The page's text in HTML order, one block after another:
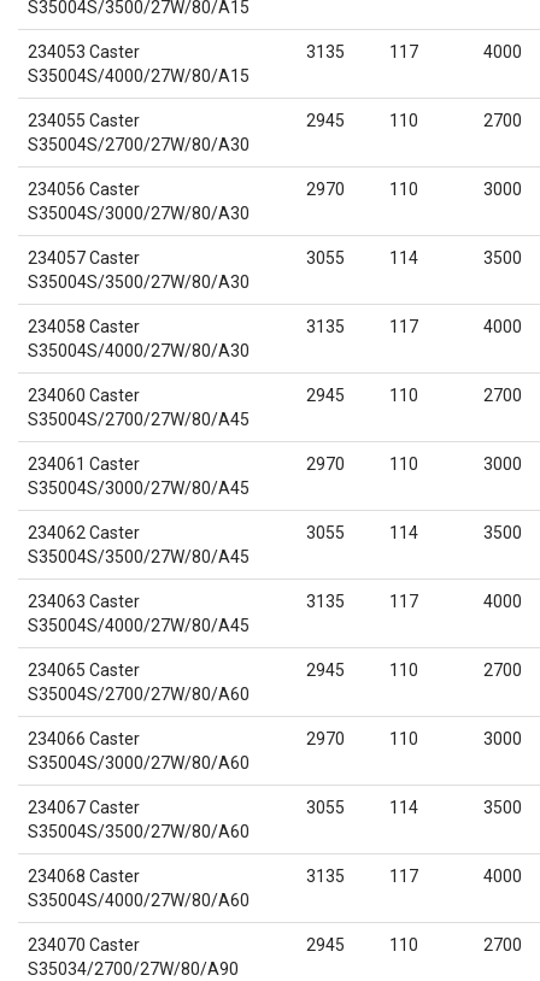
S35004S/3500/27W/80/A15
234053 Caster
S35004S/4000/27W/80/A15
3135 117 4000
234055 Caster
S35004S/2700/27W/80/A30
2945 110 2700
234056 Caster
S35004S/3000/27W/80/A30
2970 110 3000
234057 Caster
S35004S/3500/27W/80/A30
3055 114 3500
234058 Caster
S35004S/4000/27W/80/A30
3135 117 4000
234060 Caster
S35004S/2700/27W/80/A45
2945 110 2700
234061 Caster
S35004S/3000/27W/80/A45
2970 110 3000
234062 Caster
S35004S/3500/27W/80/A45
3055 114 3500
234063 Caster
S35004S/4000/27W/80/A45
3135 117 4000
234065 Caster
S35004S/2700/27W/80/A60
2945 110 2700
234066 Caster
S35004S/3000/27W/80/A60
2970 110 3000
234067 Caster
S35004S/3500/27W/80/A60
3055 114 3500
234068 Caster
S35004S/4000/27W/80/A60
3135 117 4000
234070 Caster
S35034/2700/27W/80/A90
2945 110 2700